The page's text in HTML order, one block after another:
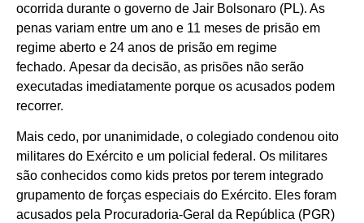
ocorrida durante o governo de Jair Bolsonaro (PL). As
penas variam entre um ano e 11 meses de prisão em
regime aberto e 24 anos de prisão em regime
fechado. Apesar da decisão, as prisões não serão
executadas imediatamente porque os acusados podem
recorrer.
Mais cedo, por unanimidade, o colegiado condenou oito
militares do Exército e um policial federal. Os militares
são conhecidos como kids pretos por terem integrado
grupamento de forças especiais do Exército. Eles foram
acusados pela Procuradoria-Geral da República (PGR)